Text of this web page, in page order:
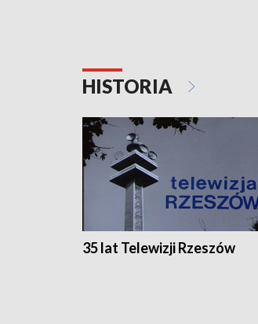
HISTORIA
35 lat Telewizji Rzeszów